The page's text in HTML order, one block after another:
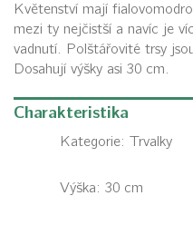
Květenství mají
mezi ty nejčistší a navíc je
vadnutí. Polštářovité trsy
Dosahují výšky asi 30 cm.
Charakteristika
Kategorie: Trvalky
Výška: 30 cm